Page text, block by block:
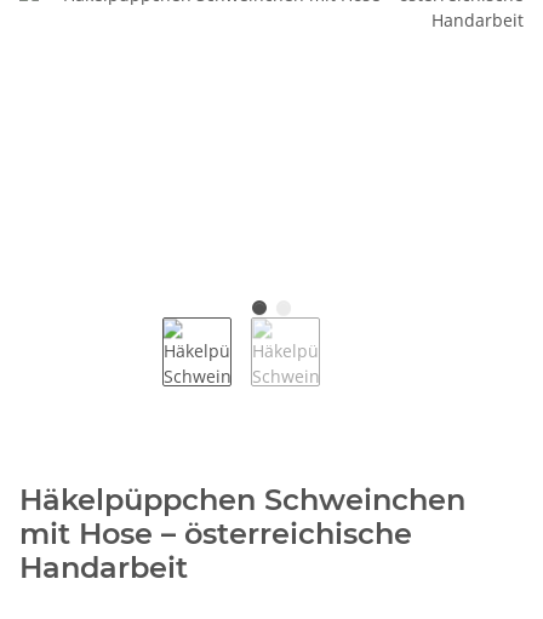
Häkelpüppchen Schweinchen
mit Hose – österreichische
Handarbeit